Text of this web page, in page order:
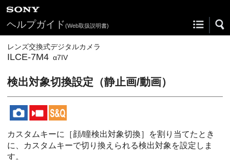
ヘルプガイド(Web取扱説明書)
レンズ交換式デジタルカメラ
ILCE-7M4 α7IV
検出対象切換設定 （静止画/動画）
カスタムキーに ［顔/瞳検出対象切換］
を割り当てたとき
に、カスタムキーで切り換えられる検出対象を設定しま
す。